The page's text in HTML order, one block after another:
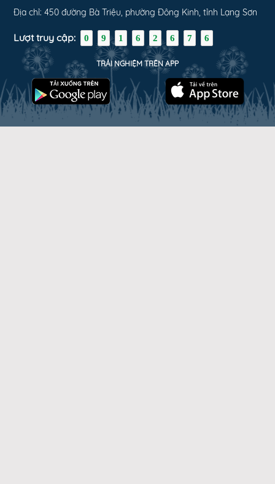
Địa chỉ: 450 đường Bà Triệu, phường Đông Kinh, tỉnh Lạng Sơn
Lượt truy cập: 0 9 1 6 2 6 7 6
TRẢI NGHIỆM TRÊN APP